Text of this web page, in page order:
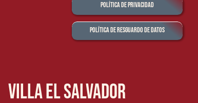
Política de Privacidad
Política de Resguardo de Datos
Villa el Salvador